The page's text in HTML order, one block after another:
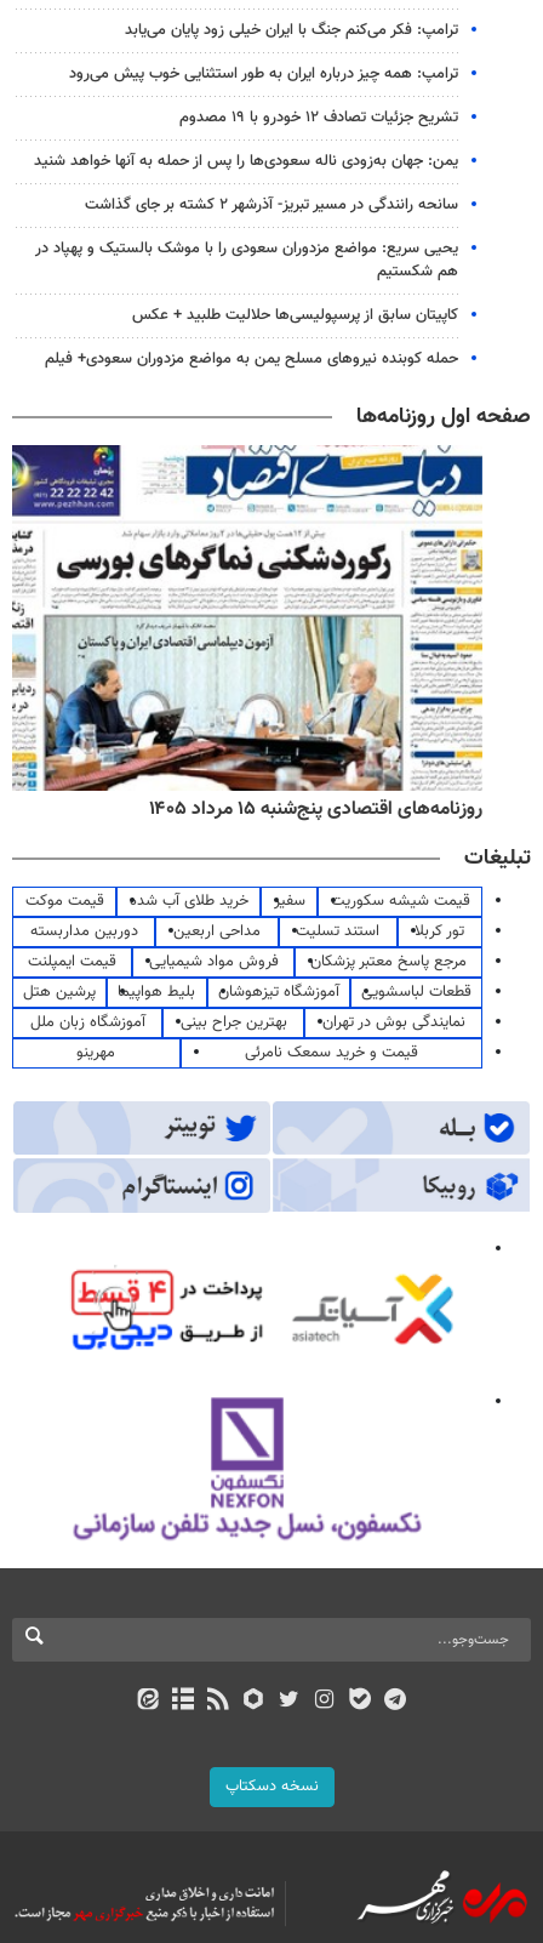
ترامپ: فکر می‌کنم جنگ با ایران خیلی زود پایان می‌یابد
ترامپ: همه چیز درباره ایران به طور استثنایی خوب پیش می‌رود
تشریح جزئیات تصادف ۱۲ خودرو با ۱۹ مصدوم
یمن: جهان به‌زودی ناله سعودی‌ها را پس از حمله به آنها خواهد شنید
سانحه رانندگی در مسیر تبریز- آذرشهر ۲ کشته بر جای گذاشت
یحیی سریع: مواضع مزدوران سعودی را با موشک بالستیک و پهپاد در
هم شکستیم
کاپیتان سابق از پرسپولیسی‌ها حلالیت طلبید + عکس
حمله کوبنده نیروهای مسلح یمن به مواضع مزدوران سعودی+ فیلم
صفحه اول روزنامه‌ها
روزنامه‌های اقتصادی پنج‌شنبه ۱۵ مرداد ۱۴۰۵
تبلیغات
قیمت شیشه سکوریت سفیر خرید طلای آب شده
قیمت موکت
تور کربلا
استند تسلیت مداحی اربعین
دوربین مداربسته
مرجع پاسخ معتبر پزشکان
فروش مواد شیمیایی
قیمت ایمپلنت
قطعات لباسشویی
آموزشگاه تیزهوشان بلیط هواپیما
پرشین هتل
نمایندگی بوش در تهران
بهترین جراح بینی
آموزشگاه زبان ملل
قیمت و خرید سمعک نامرئی
مهرینو
نسخه دسکتاپ